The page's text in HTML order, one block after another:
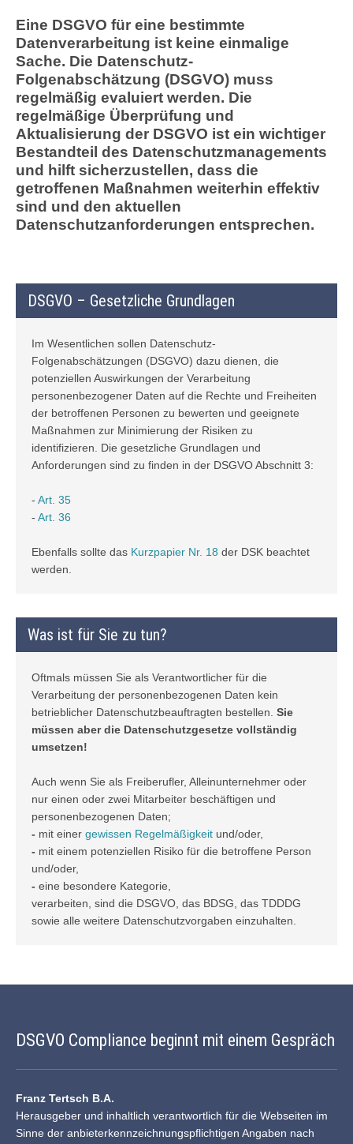
Eine DSGVO für eine bestimmte
Datenverarbeitung ist keine einmalige
Sache. Die Datenschutz-
Folgenabschätzung (DSGVO) muss
regelmäßig evaluiert werden. Die
regelmäßige Überprüfung und
Aktualisierung der DSGVO ist ein wichtiger
Bestandteil des Datenschutzmanagements
und hilft sicherzustellen, dass die
getroffenen Maßnahmen weiterhin effektiv
sind und den aktuellen
Datenschutzanforderungen entsprechen.
DSGVO – Gesetzliche Grundlagen
Im Wesentlichen sollen Datenschutz-
Folgenabschätzungen (DSGVO) dazu dienen, die
potenziellen Auswirkungen der Verarbeitung
personenbezogener Daten auf die Rechte und Freiheiten
der betroffenen Personen zu bewerten und geeignete
Maßnahmen zur Minimierung der Risiken zu
identifizieren. Die gesetzliche Grundlagen und
Anforderungen sind zu finden in der DSGVO Abschnitt 3:
- Art. 35
- Art. 36
Ebenfalls sollte das Kurzpapier Nr. 18 der DSK beachtet
werden.
Was ist für Sie zu tun?
Oftmals müssen Sie als Verantwortlicher für die
Verarbeitung der personenbezogenen Daten kein
betrieblicher Datenschutzbeauftragten bestellen. Sie
müssen aber die Datenschutzgesetze vollständig
umsetzen!
Auch wenn Sie als Freiberufler, Alleinunternehmer oder
nur einen oder zwei Mitarbeiter beschäftigen und
personenbezogenen Daten;
- mit einer gewissen Regelmäßigkeit und/oder,
- mit einem potenziellen Risiko für die betroffene Person
und/oder,
- eine besondere Kategorie,
verarbeiten, sind die DSGVO, das BDSG, das TDDDG
sowie alle weitere Datenschutzvorgaben einzuhalten.
DSGVO Compliance beginnt mit einem Gespräch
Franz Tertsch B.A.
Herausgeber und inhaltlich verantwortlich für die Webseiten im
Sinne der anbieterkennzeichnungspflichtigen Angaben nach